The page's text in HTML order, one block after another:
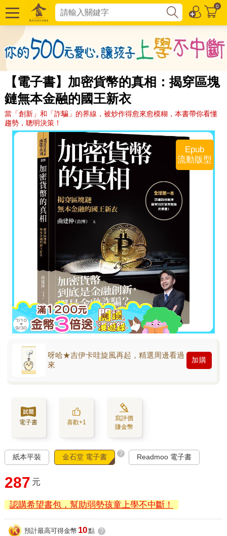
0
【電子書】加密貨幣的真相：揭穿區塊
鏈無本金融的國王新衣
當「創新」和「詐騙」的界線，被炒作得愈來愈模糊，本書帶你看懂
趨勢，聰明決策！
Epub
流動版型
呀哈★吉伊卡哇旋風再起，精選周邊看過
來
加購
電子書 喜歡+1
寫評價
賺金幣
紙本平裝 金石堂 電子書 ? Readmoo 電子書
287 元
認購希望書包，幫助弱勢孩童上學不中斷！
預計最高可得金幣 10點 ?